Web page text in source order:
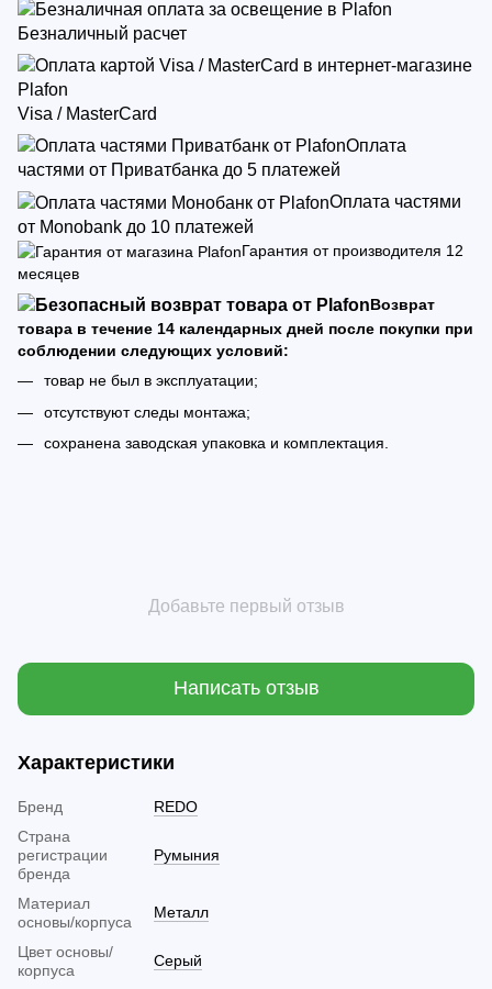
Безналичный расчет
Visa / MasterCard
Оплата
частями от Приватбанка до 5 платежей
Оплата частями
от Monobank до 10 платежей
Гарантия от производителя 12
месяцев
Возврат
товара в течение 14 календарных дней после покупки при
соблюдении следующих условий:
товар не был в эксплуатации;
отсутствуют следы монтажа;
сохранена заводская упаковка и комплектация.
Добавьте первый отзыв
Написать отзыв
Характеристики
Бренд
REDO
Страна
регистрации
бренда
Румыния
Материал
основы/корпуса
Металл
Цвет основы/
корпуса
Серый